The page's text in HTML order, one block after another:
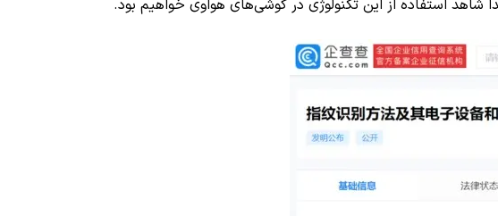
شاهد استفاده از این تکنولوژی در گوشی‌های هواوی خواهیم بود.